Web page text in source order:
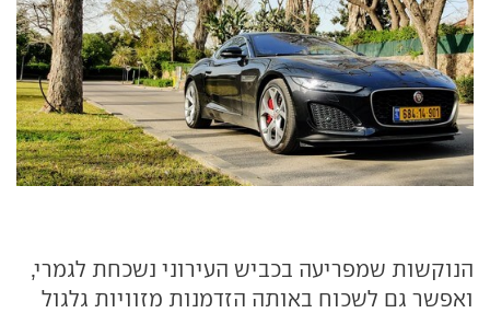
הנוקשות שמפריעה בכביש העירוני נשכחת לגמרי,
ואפשר גם לשכוח באותה הזדמנות מזוויות גלגול